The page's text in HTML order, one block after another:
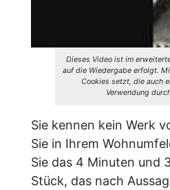
Dieses Video ist im
auf die Wiedergabe erfolgt.
Cookies setzt, die auch
Verwendung
Sie kennen kein Werk
Sie in Ihrem
Sie das 4 Minuten und
Stück, das nach